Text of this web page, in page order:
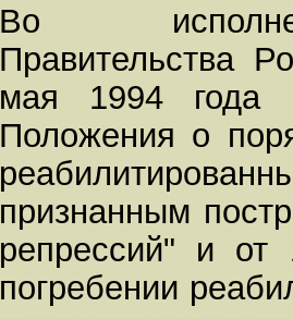
Во
Правительства
мая 1994 года
Положения о
признанным
репрессий" и
погребении